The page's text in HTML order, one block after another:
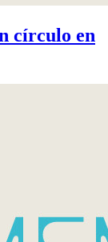
círculo en